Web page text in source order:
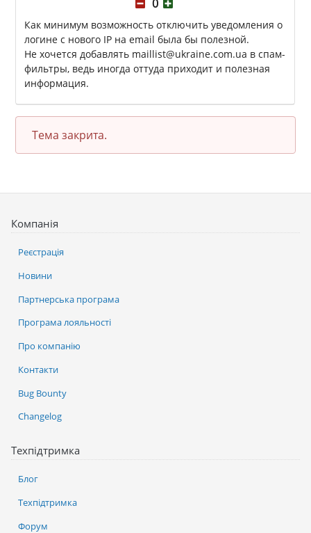
0
Как минимум возможность отключить уведомления о
логине с нового IP на email была бы полезной.
Не хочется добавлять maillist@ukraine.com.ua в спам-
фильтры, ведь иногда оттуда приходит и полезная
информация.
Тема закрита.
Компанія
Реєстрація
Новини
Партнерська програма
Програма лояльності
Про компанію
Контакти
Bug Bounty
Changelog
Техпідтримка
Блог
Техпідтримка
Форум